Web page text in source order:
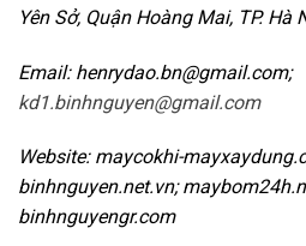
Yên Sở, Quận Hoàng Mai, TP. Hà
Email: henrydao.bn@gmail.com;
kd1.binhnguyen@gmail.com
Website: maycokhi-
binhnguyen.net.vn;
binhnguyengr.com